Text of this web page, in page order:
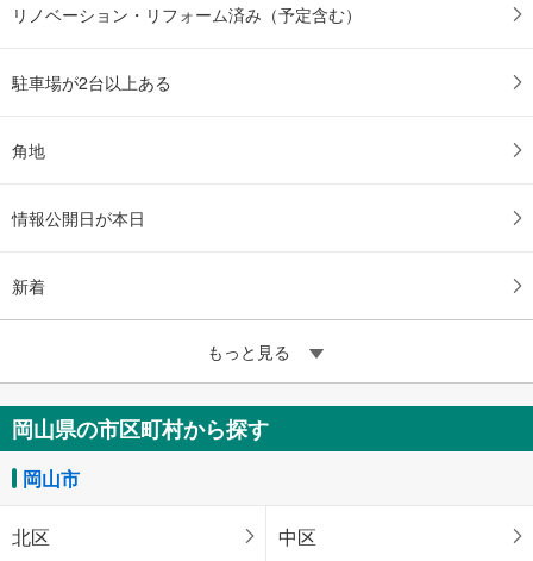
リノベーション・リフォーム済み（予定含む）
駐車場が2台以上ある
角地
情報公開日が本日
新着
もっと見る
岡山県の市区町村から探す
岡山市
北区 中区